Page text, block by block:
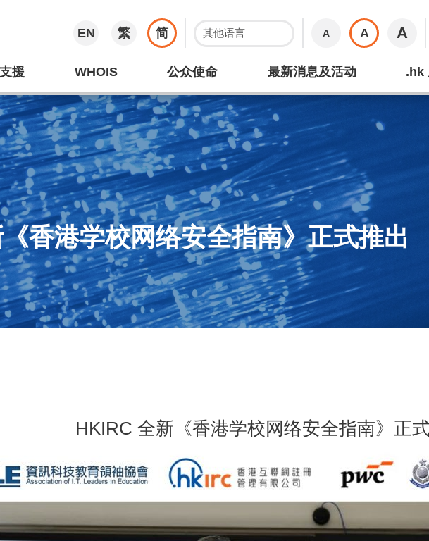
EN 繁 简 A A A
援 WHOIS 公众使命 最新消息及活动 .hk
香港学校网络安全指南》正式推出
HKIRC 全新《香港学校网络安全指南》正